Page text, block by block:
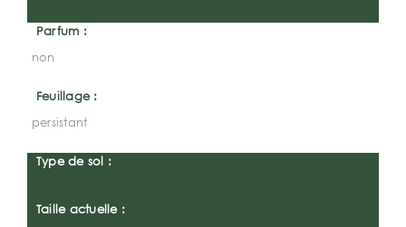
Parfum :
non
Feuillage :
persistant
Type de sol :
Taille actuelle :